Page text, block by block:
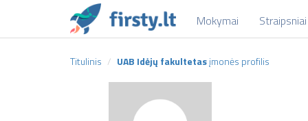
Mokymai Straipsniai
Titulinis UAB Idėjų fakultetasįmonės profilis